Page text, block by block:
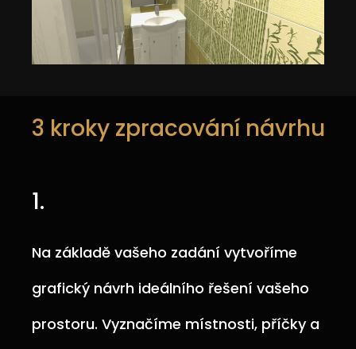
3 kroky zpracování návrhu
1.
Na základě vašeho zadání vytvoříme
grafický návrh ideálního řešení vašeho
prostoru. Vyznačíme místnosti, příčky a